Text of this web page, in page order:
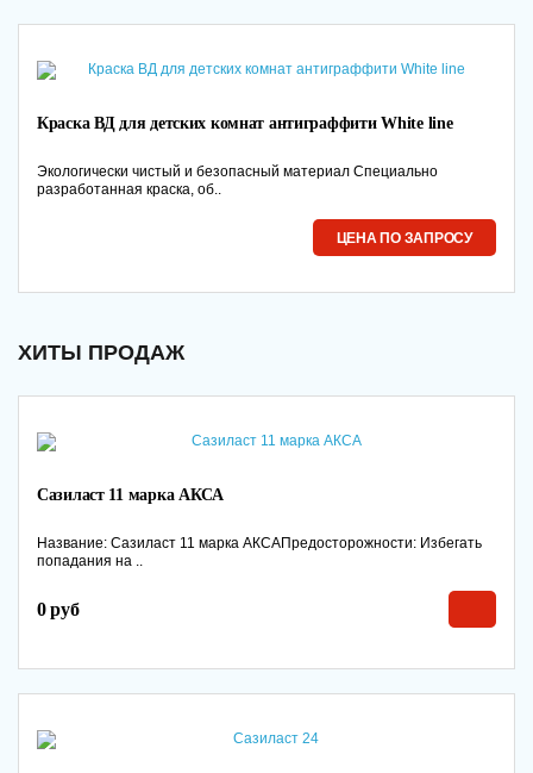
Краска ВД для детских комнат антиграффити White line
Экологически чистый и безопасный материал Специально
разработанная краска, об..
ЦЕНА ПО ЗАПРОСУ
ХИТЫ ПРОДАЖ
Сазиласт 11 марка АКСА
Название: Сазиласт 11 марка АКСАПредосторожности: Избегать
попадания на ..
0 руб